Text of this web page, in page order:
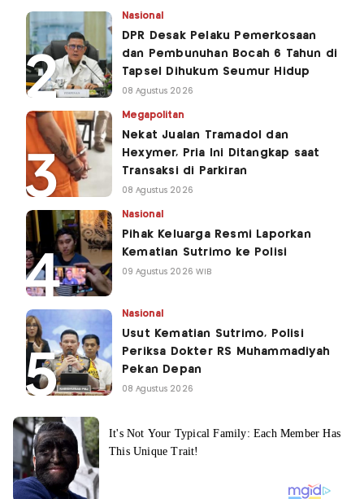
Nasional
DPR Desak Pelaku Pemerkosaan
dan Pembunuhan Bocah 6 Tahun di
Tapsel Dihukum Seumur Hidup
08 Agustus 2026
Megapolitan
Nekat Jualan Tramadol dan
Hexymer, Pria Ini Ditangkap saat
Transaksi di Parkiran
08 Agustus 2026
Nasional
Pihak Keluarga Resmi Laporkan
Kematian Sutrimo ke Polisi
09 Agustus 2026 WIB
Nasional
Usut Kematian Sutrimo, Polisi
Periksa Dokter RS Muhammadiyah
Pekan Depan
08 Agustus 2026